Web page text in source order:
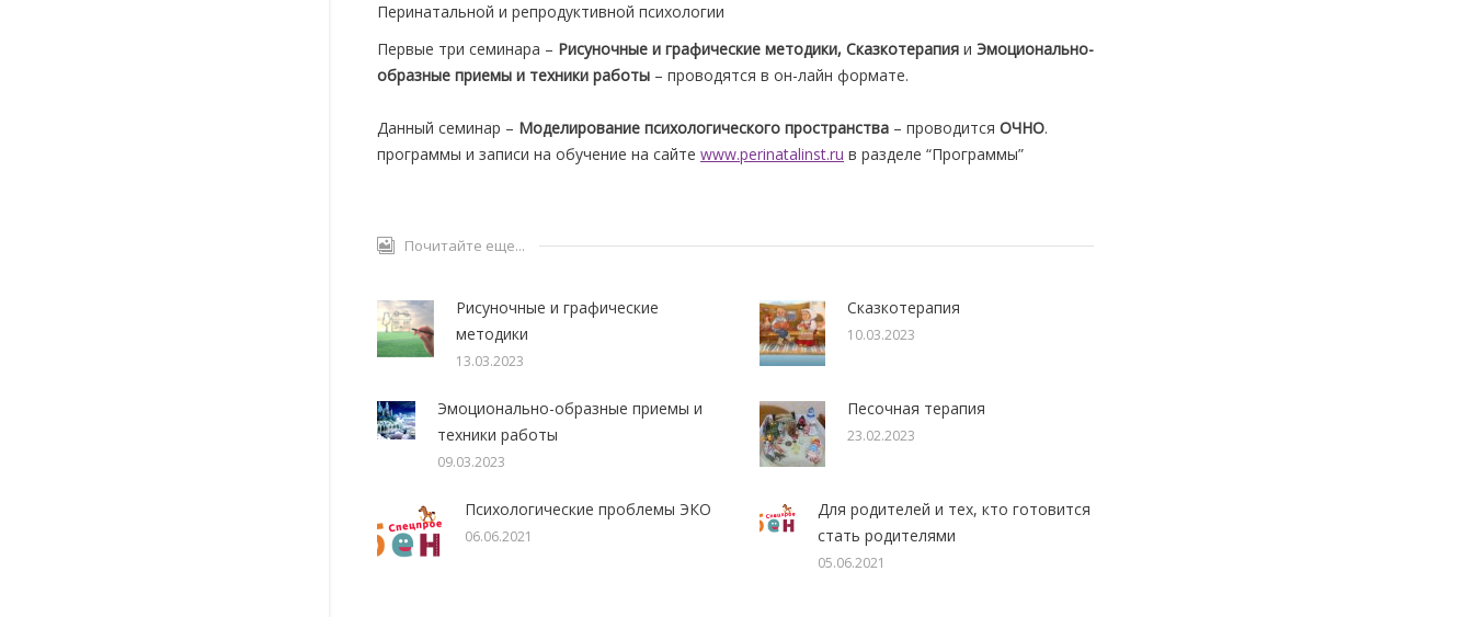
Перинатальной и репродуктивной психологии
Первые три семинара – Рисуночные и графические методики, Сказкотерапия и Эмоционально-
образные приемы и техники работы – проводятся в он-лайн формате.
Данный семинар – Моделирование психологического пространства – проводится ОЧНО.
программы и записи на обучение на сайте www.perinatalinst.ru в разделе “Программы”
Почитайте еще...
Рисуночные и графические
методики
13.03.2023
Сказкотерапия
10.03.2023
Эмоционально-образные приемы и
техники работы
09.03.2023
Песочная терапия
23.02.2023
Психологические проблемы ЭКО
06.06.2021
Для родителей и тех, кто готовится
стать родителями
05.06.2021